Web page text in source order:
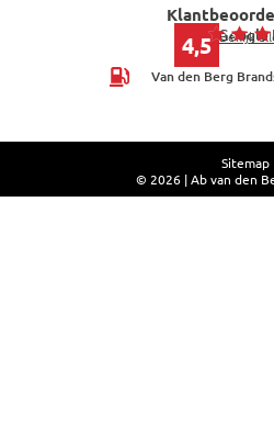
4,5 Google
Bekijk
Van den Berg
© 2026 | Ab van den
Sitemap